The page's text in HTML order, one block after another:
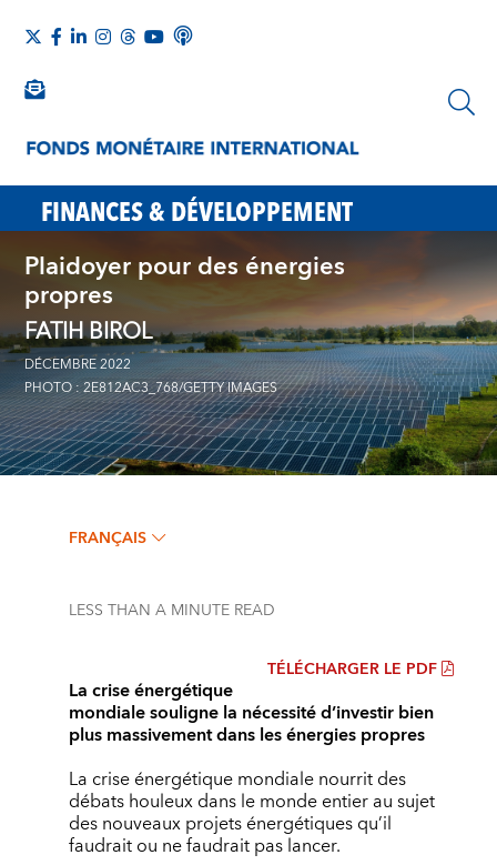
FINANCES & DÉVELOPPEMENT
Plaidoyer pour des énergies
propres
FATIH BIROL
DÉCEMBRE 2022
PHOTO : 2E812AC3_768/GETTY IMAGES
FRANÇAIS
LESS THAN A MINUTE READ
TÉLÉCHARGER LE PDF
La crise énergétique
mondiale souligne la nécessité d’investir bien
plus massivement dans les énergies propres
La crise énergétique mondiale nourrit des
débats houleux dans le monde entier au sujet
des nouveaux projets énergétiques qu’il
faudrait ou ne faudrait pas lancer.